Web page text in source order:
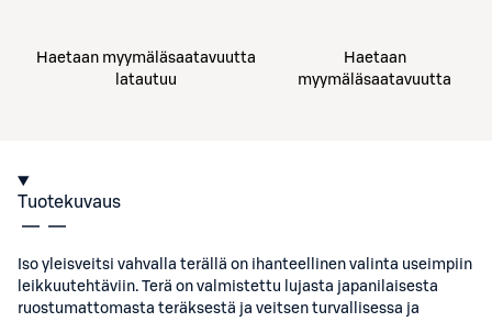
Haetaan myymäläsaatavuutta
latautuu
Haetaan
myymäläsaatavuutta
Tuotekuvaus
Iso yleisveitsi vahvalla terällä on ihanteellinen valinta useimpiin
leikkuutehtäviin. Terä on valmistettu lujasta japanilaisesta
ruostumattomasta teräksestä ja veitsen turvallisessa ja